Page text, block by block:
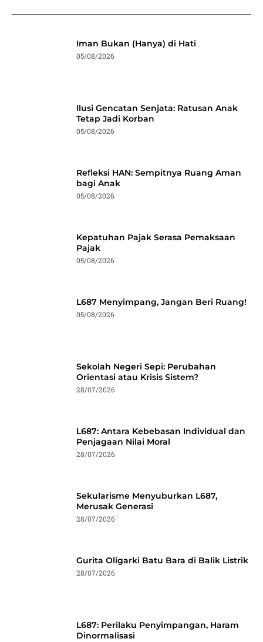
Iman Bukan (Hanya) di Hati
05/08/2026
Ilusi Gencatan Senjata: Ratusan Anak
Tetap Jadi Korban
05/08/2026
Refleksi HAN: Sempitnya Ruang Aman
bagi Anak
05/08/2026
Kepatuhan Pajak Serasa Pemaksaan
Pajak
05/08/2026
L687 Menyimpang, Jangan Beri Ruang!
05/08/2026
Sekolah Negeri Sepi: Perubahan
Orientasi atau Krisis Sistem?
28/07/2026
L687: Antara Kebebasan Individual dan
Penjagaan Nilai Moral
28/07/2026
Sekularisme Menyuburkan L687,
Merusak Generasi
28/07/2026
Gurita Oligarki Batu Bara di Balik Listrik
28/07/2026
L687: Perilaku Penyimpangan, Haram
Dinormalisasi